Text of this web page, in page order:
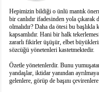
Hepimizin bildiği o ünlü mantık
bir canlıdır ifadesinden yola
olmalıdır? Daha da ötesi bu
kapsamlıdır. Hani bir halk
zararlı fikirler üşüşür, elbet
sözcüğü yönetenleri kastetmektedir.
Özetle yönetenlerdir. Bunu
yandaşlar, iktidar yanından
gelenlere, görüp de başını